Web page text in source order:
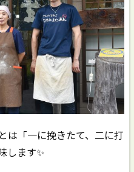
は「一に挽きたて、二に打
します✨